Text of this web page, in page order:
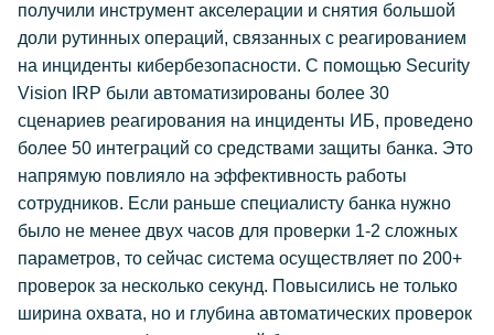
получили инструмент акселерации и снятия большой
доли рутинных операций, связанных с реагированием
на инциденты кибербезопасности. С помощью Security
Vision IRP были автоматизированы более 30
сценариев реагирования на инциденты ИБ, проведено
более 50 интеграций со средствами защиты банка. Это
напрямую повлияло на эффективность работы
сотрудников. Если раньше специалисту банка нужно
было не менее двух часов для проверки 1-2 сложных
параметров, то сейчас система осуществляет по 200+
проверок за несколько секунд. Повысились не только
ширина охвата, но и глубина автоматических проверок